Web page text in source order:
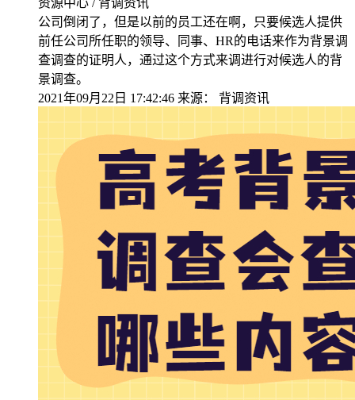
资源中心 / 背调资讯
公司倒闭了，但是以前的员工还在啊，只要候选人提供
前任公司所任职的领导、同事、HR的电话来作为背景调
查调查的证明人，通过这个方式来调进行对候选人的背
景调查。
2021年09月22日 17:42:46 来源： 背调资讯